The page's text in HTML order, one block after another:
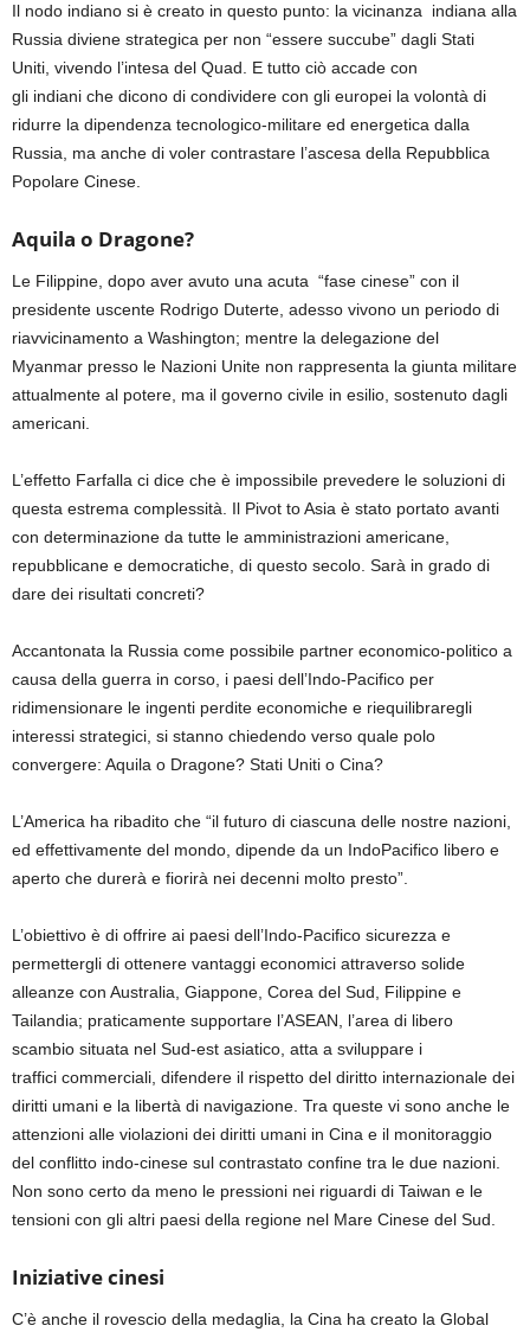
Il nodo indiano si è creato in questo punto: la vicinanza indiana alla
Russia diviene strategica per non “essere succube” dagli Stati
Uniti vivendo l’intesa del Quad.
E tutto ciò accade con
gli indiani che dicono di condividere con gli europei la volontà di
ridurre la dipendenza tecnologico-militare ed energetica dalla
Russia, ma anche di voler contrastare l’ascesa della Repubblica
Popolare Cinese.
Aquila o Dragone?
Le Filippine, dopo aver avuto una acuta “fase cinese” con il
presidente uscente Rodrigo Duterte, adesso vivono un periodo di
riavvicinamento a Washington; mentre la delegazione del
Myanmar presso le Nazioni Unite non rappresenta la giunta militare
attualmente al potere, ma il governo civile in esilio, sostenuto dagli
americani.
L’effetto Farfalla ci dice che è impossibile prevedere le soluzioni di
questa estrema complessità. Il Pivot to Asia è stato portato avanti
con determinazione da tutte le amministrazioni americane,
repubblicane e democratiche, di questo secolo . Sarà in grado di
dare dei risultati concreti?
Accantonata la Russia come possibile partner economico-politico a
causa della guerra in corso, i paesi dell’Indo-Pacifico per
ridimensionare le ingenti perdite economiche e riequilibraregli
interessi strategici, si stanno chiedendo verso quale polo
convergere: Aquila o Dragone? Stati Uniti o Cina?
L’America ha ribadito che “il futuro di ciascuna delle nostre nazioni,
ed effettivamente del mondo, dipende da un IndoPacifico libero e
aperto che durerà e fiorirà nei decenni molto presto”
L’obiettivo è di offrire ai paesi dell’Indo-Pacifico sicurezza e
permettergli di ottenere vantaggi economici attraverso solide
alleanze con Australia, Giappone, Corea del Sud, Filippine e
Tailandia; praticamente supportare l’ASEAN , l’area di libero
scambio situata nel Sud-est asiatico, atta a sviluppare i
traffici commerciali, difendere il rispetto del diritto internazionale dei
diritti umani e la libertà di navigazione. Tra queste vi sono anche le
attenzioni alle violazioni dei diritti umani in Cina e il monitoraggio
del conflitto indo-cinese sul contrastato confine tra le due nazioni.
Non sono certo da meno le pressioni nei riguardi di Taiwan e le
tensioni con gli altri paesi della regione nel Mare Cinese del Sud.
Iniziative cinesi
C’è anche il rovescio della medaglia, la Cina ha creato la Global